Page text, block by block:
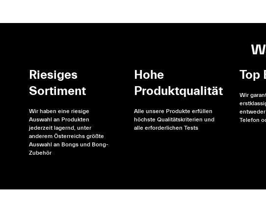
Riesiges
Sortiment
Wir haben eine riesige
Auswahl an Produkten
jederzeit lagernd, unter
anderem Österreichs größte
Auswahl an Bongs und Bong-
Zubehör
Hohe
Produktqualität
Alle unsere Produkte erfüllen
höchste Qualitätskriterien und
alle erforderlichen Tests
Top
Wir
Telefon